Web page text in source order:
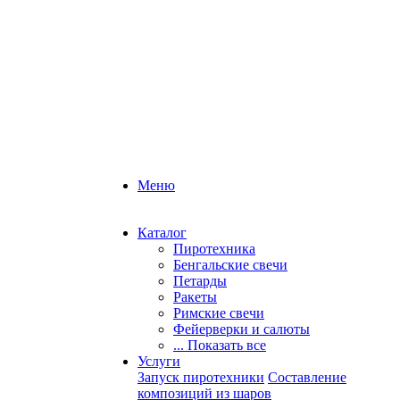
Меню
Каталог
Пиротехника
Бенгальские свечи
Петарды
Ракеты
Римские свечи
Фейерверки и салюты
... Показать все
Услуги
Запуск пиротехники Составление
композиций из шаров